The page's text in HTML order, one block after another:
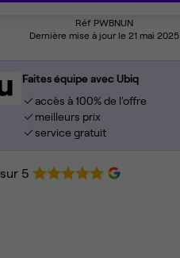
Réf PWBNUN
Dernière mise à jour le 21 mai 2025
Faites équipe avec Ubiq
accès à 100% de l'offre
meilleurs prix
service gratuit
sur 5